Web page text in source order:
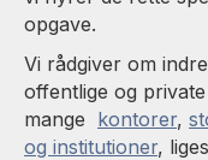
opgave.
Vi rådgiver om
offentlige og
mange kontorer,
og institutioner,